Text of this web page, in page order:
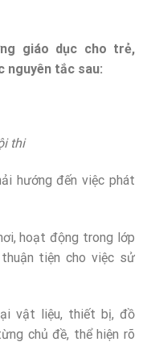
giáo dục cho trẻ,
nguyên tắc sau:
thi
hướng đến việc phát
hoạt động trong lớp
tiện cho việc sử
vật liệu, thiết bị, đồ
chủ đề, thể hiện rõ